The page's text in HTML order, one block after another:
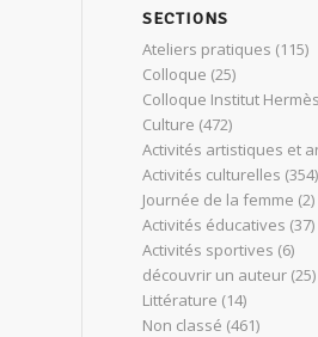
SECTIONS
Ateliers pratiques (115)
Colloque (25)
Colloque Institut Hermès
Culture (472)
Activités artistiques et
Activités culturelles (354)
Journée de la femme (2)
Activités éducatives (37)
Activités sportives (6)
découvrir un auteur (25)
Littérature (14)
Non classé (461)